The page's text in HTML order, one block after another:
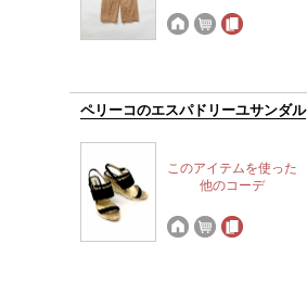
ペリーコのエスパドリーユサンダル
このアイテムを使った
他のコーデ